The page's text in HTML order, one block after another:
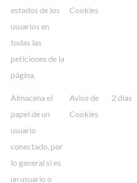
estados de los
usuarios en
todas las
peticiones de la
página.
Cookies
Almacena el
papel de un
usuario
conectado, por
lo general si es
un usuario o
Aviso de
Cookies
2 días